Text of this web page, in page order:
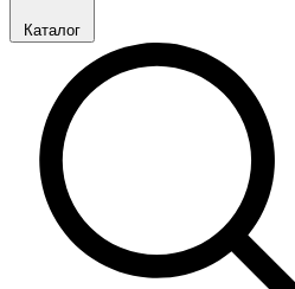
Каталог